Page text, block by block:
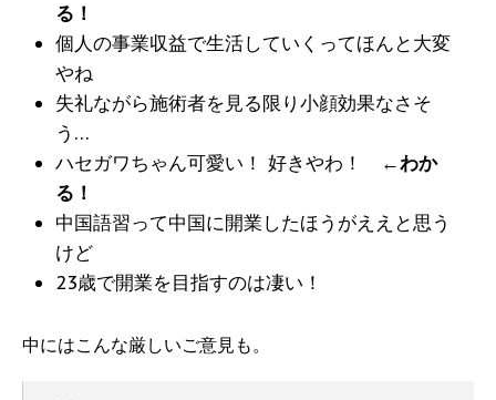
る！
個人の事業収益で生活していくってほんと大変
やね
失礼ながら施術者を見る限り小顔効果なさそ
う…
ハセガワちゃん可愛い！ 好きやわ！
←わか
る！
中国語習って中国に開業したほうがええと思う
けど
23歳で開業を目指すのは凄い！
中にはこんな厳しいご意見も。